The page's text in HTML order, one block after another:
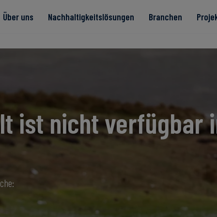
Über uns Nachhaltigkeitslösungen Branchen
Read more
Read more
Read more
Read more
Read more
ist nicht verfügbar